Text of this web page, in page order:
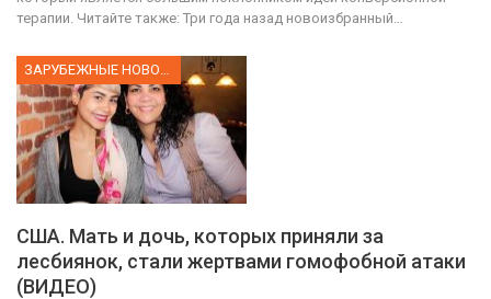
терапии. Читайте также: Три года назад новоизбранный…
ЗАРУБЕЖНЫЕ НОВОСТИ
США. Мать и дочь, которых приняли за
лесбиянок, стали жертвами гомофобной атаки
(ВИДЕО)